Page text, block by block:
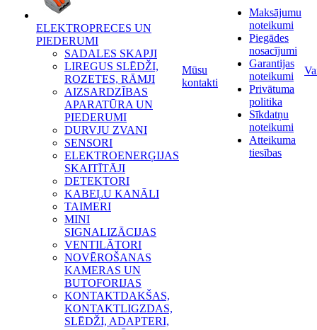
ELEKTROPRECES UN
PIEDERUMI
SADALES SKAPJI
LIREGUS SLĒDŽI,
ROZETES, RĀMJI
AIZSARDZĪBAS
APARATŪRA UN
PIEDERUMI
DURVJU ZVANI
SENSORI
ELEKTROENERĢIJAS
SKAITĪTĀJI
DETEKTORI
KABEĻU KANĀLI
TAIMERI
MINI
SIGNALIZĀCIJAS
VENTILĀTORI
NOVĒROŠANAS
KAMERAS UN
BUTOFORIJAS
KONTAKTDAKŠAS,
KONTAKTLIGZDAS,
SLĒDŽI, ADAPTERI,
Mūsu
kontakti
Maksājumu
noteikumi
Piegādes
nosacījumi
Garantijas
noteikumi
Privātuma
politika
Sīkdatņu
noteikumi
Atteikuma
tiesības